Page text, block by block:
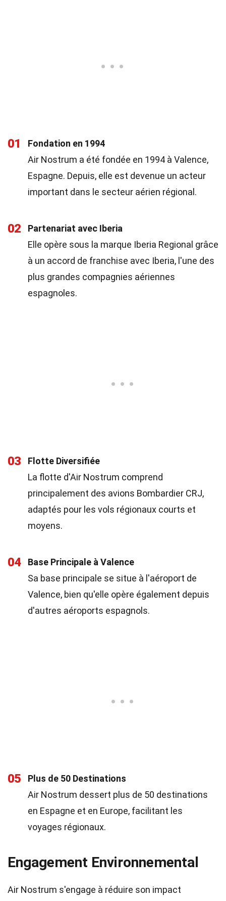
01
Fondation en 1994
Air Nostrum a été fondée en 1994 à Valence,
Espagne. Depuis, elle est devenue un acteur
important dans le secteur aérien régional.
02
Partenariat avec Iberia
Elle opère sous la marque Iberia Regional grâce
à un accord de franchise avec Iberia, l'une des
plus grandes compagnies aériennes
espagnoles.
03
Flotte Diversifiée
La flotte d'Air Nostrum comprend
principalement des avions Bombardier CRJ,
adaptés pour les vols régionaux courts et
moyens.
04
Base Principale à Valence
Sa base principale se situe à l'aéroport de
Valence, bien qu'elle opère également depuis
d'autres aéroports espagnols.
05
Plus de 50 Destinations
Air Nostrum dessert plus de 50 destinations
en Espagne et en Europe, facilitant les
voyages régionaux.
Engagement Environnemental
Air Nostrum s'engage à réduire son impact